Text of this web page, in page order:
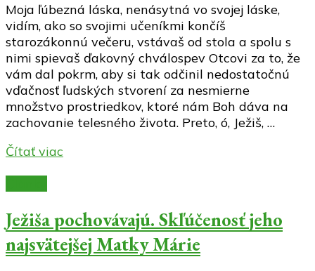
Moja ľúbezná láska, nenásytná vo svojej láske,
vidím, ako so svojimi učeníkmi končíš
starozákonnú večeru, vstávaš od stola a spolu s
nimi spievaš ďakovný chválospev Otcovi za to, že
vám dal pokrm, aby si tak odčinil nedostatočnú
vďačnosť ľudských stvorení za nesmierne
množstvo prostriedkov, ktoré nám Boh dáva na
zachovanie telesného života. Preto, ó, Ježiš, …
Čítať viac
Ježiša pochovávajú. Skľúčenosť jeho
najsvätejšej Matky Márie